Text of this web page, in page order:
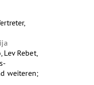
Lev Rebet,
weiteren;